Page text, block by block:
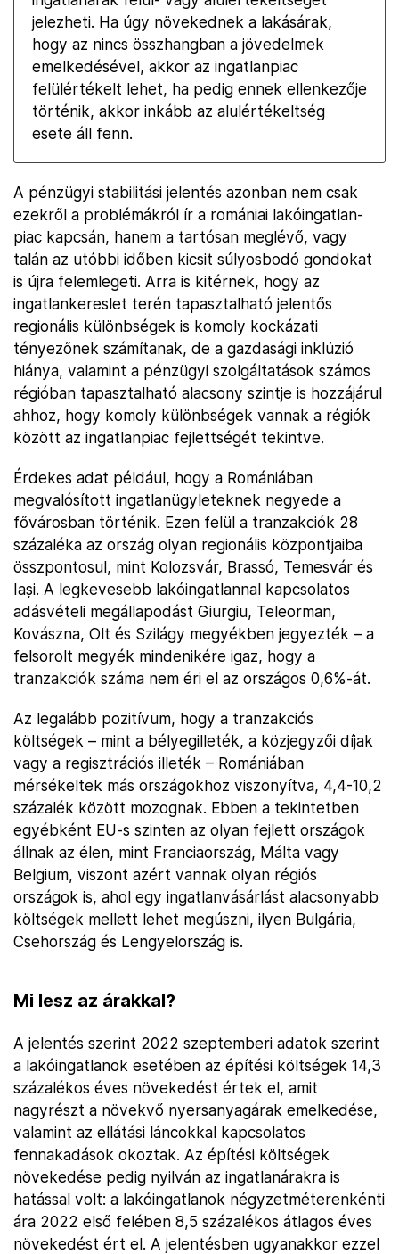
jelezheti. Ha úgy növekednek a lakásárak,
hogy az nincs összhangban a jövedelmek
emelkedésével, akkor az ingatlanpiac
felülértékelt lehet, ha pedig ennek ellenkezője
történik, akkor inkább az alulértékeltség
esete áll fenn.
A pénzügyi stabilitási jelentés azonban nem csak
ezekről a problémákról ír a romániai lakóingatlan-
piac kapcsán, hanem a tartósan meglévő, vagy
talán az utóbbi időben kicsit súlyosbodó gondokat
is újra felemlegeti. Arra is kitérnek, hogy az
ingatlankereslet terén tapasztalható jelentős
regionális különbségek is komoly kockázati
tényezőnek számítanak, de a gazdasági inklúzió
hiánya, valamint a pénzügyi szolgáltatások számos
régióban tapasztalható alacsony szintje is hozzájárul
ahhoz, hogy komoly különbségek vannak a régiók
között az ingatlanpiac fejlettségét tekintve.
Érdekes adat például, hogy a Romániában
megvalósított ingatlanügyleteknek negyede a
fővárosban történik. Ezen felül a tranzakciók 28
százaléka az ország olyan regionális központjaiba
összpontosul, mint Kolozsvár, Brassó, Temesvár és
Iași. A legkevesebb lakóingatlannal kapcsolatos
adásvételi megállapodást Giurgiu, Teleorman,
Kovászna, Olt és Szilágy megyékben jegyezték – a
felsorolt megyék mindenikére igaz, hogy a
tranzakciók száma nem éri el az országos 0,6%-át.
Az legalább pozitívum, hogy a tranzakciós
költségek – mint a bélyegilleték, a közjegyzői díjak
vagy a regisztrációs illeték – Romániában
mérsékeltek más országokhoz viszonyítva, 4,4-10,2
százalék között mozognak. Ebben a tekintetben
egyébként EU-s szinten az olyan fejlett országok
állnak az élen, mint Franciaország, Málta vagy
Belgium, viszont azért vannak olyan régiós
országok is, ahol egy ingatlanvásárlást alacsonyabb
költségek mellett lehet megúszni, ilyen Bulgária,
Csehország és Lengyelország is.
Mi lesz az árakkal?
A jelentés szerint 2022 szeptemberi adatok szerint
a lakóingatlanok esetében az építési költségek 14,3
százalékos éves növekedést értek el, amit
nagyrészt a növekvő nyersanyagárak emelkedése,
valamint az ellátási láncokkal kapcsolatos
fennakadások okoztak. Az építési költségek
növekedése pedig nyilván az ingatlanárakra is
hatással volt: a lakóingatlanok négyzetméterenkénti
ára 2022 első felében 8,5 százalékos átlagos éves
növekedést ért el. A jelentésben ugyanakkor ezzel